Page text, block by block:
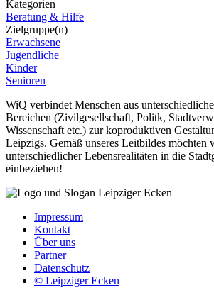
Kategorien
Beratung & Hilfe
Zielgruppe(n)
Erwachsene
Jugendliche
Kinder
Senioren
WiQ verbindet Menschen aus
Bereichen (Zivilgesellschaft, Politk,
Wissenschaft etc.) zur koproduktiven
Leipzigs. Gemäß unseres Leitbildes möchten
unterschiedlicher Lebensrealitäten in die
einbeziehen!
Impressum
Kontakt
Über uns
Partner
Datenschutz
© Leipziger Ecken